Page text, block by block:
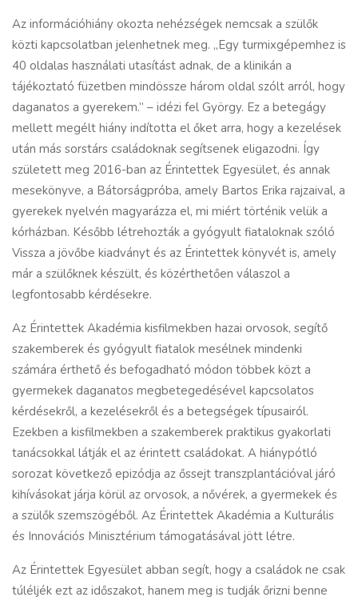
Az információhiány okozta nehézségek nemcsak a szülők
közti kapcsolatban jelenhetnek meg. „Egy turmixgépemhez is
40 oldalas használati utasítást adnak, de a klinikán a
tájékoztató füzetben mindössze három oldal szólt arról, hogy
daganatos a gyerekem.” – idézi fel György. Ez a betegágy
mellett megélt hiány indította el őket arra, hogy a kezelések
után más sorstárs családoknak segítsenek eligazodni. Így
született meg 2016-ban az Érintettek Egyesület, és annak
mesekönyve, a Bátorságpróba, amely Bartos Erika rajzaival, a
gyerekek nyelvén magyarázza el, mi miért történik velük a
kórházban. Később létrehozták a gyógyult fiataloknak szóló
Vissza a jövőbe kiadványt és az Érintettek könyvét is, amely
már a szülőknek készült, és közérthetően válaszol a
legfontosabb kérdésekre.
Az Érintettek Akadémia kisfilmekben hazai orvosok, segítő
szakemberek és gyógyult fiatalok mesélnek mindenki
számára érthető és befogadható módon többek közt a
gyermekek daganatos megbetegedésével kapcsolatos
kérdésekről, a kezelésekről és a betegségek típusairól.
Ezekben a kisfilmekben a szakemberek praktikus gyakorlati
tanácsokkal látják el az érintett családokat. A hiánypótló
sorozat következő epizódja az őssejt transzplantációval járó
kihívásokat járja körül az orvosok, a nővérek, a gyermekek és
a szülők szemszögéből. Az Érintettek Akadémia a Kulturális
és Innovációs Minisztérium támogatásával jött létre.
Az Érintettek Egyesület abban segít, hogy a családok ne csak
túléljék ezt az időszakot, hanem meg is tudják őrizni benne